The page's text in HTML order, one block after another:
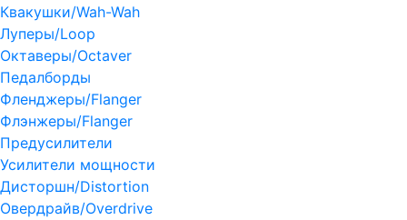
Квакушки/Wah-Wah
Луперы/Loop
Октаверы/Octaver
Педалборды
Фленджеры/Flanger
Флэнжеры/Flanger
Предусилители
Усилители мощности
Дисторшн/Distortion
Овердрайв/Overdrive